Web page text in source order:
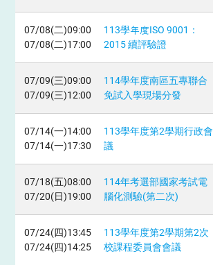
07/08(二)09:00
07/08(二)17:00
113學年度ISO 9001：
2015 續評驗證
07/09(三)09:00
07/09(三)12:00
114學年度南區五專聯合
免試入學現場分發
07/14(一)14:00
07/14(一)17:30
113學年度第2學期行政會
議
07/18(五)08:00
07/20(日)19:00
114年考選部國家考試電
腦化測驗(第二次)
07/24(四)13:45
07/24(四)14:25
113學年度第2學期第2次
校課程委員會會議